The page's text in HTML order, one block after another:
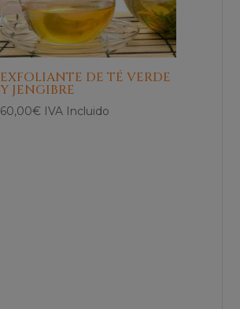
EXFOLIANTE DE TÉ VERDE
Y JENGIBRE
60,00€ IVA Incluido